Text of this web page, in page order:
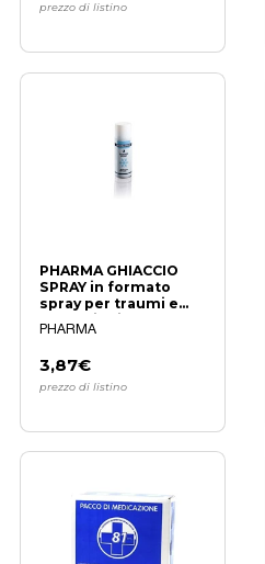
prezzo di listino
PHARMA GHIACCIO
SPRAY in formato
spray per traumi e
contusioni
PHARMA
3,87€
prezzo di listino